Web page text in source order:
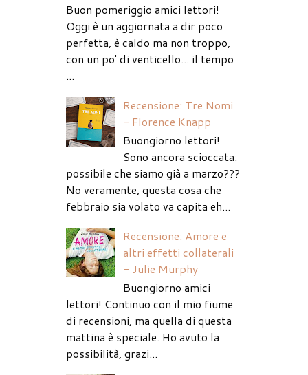
Buon pomeriggio amici lettori!
Oggi è un aggiornata a dir poco
perfetta, è caldo ma non troppo,
con un po' di venticello... il tempo
...
Recensione: Tre Nomi
- Florence Knapp
Buongiorno lettori!
Sono ancora scioccata:
possibile che siamo già a marzo???
No veramente, questa cosa che
febbraio sia volato va capita eh...
Recensione: Amore e
altri effetti collaterali
- Julie Murphy
Buongiorno amici
lettori! Continuo con il mio fiume
di recensioni, ma quella di questa
mattina è speciale. Ho avuto la
possibilità, grazi...